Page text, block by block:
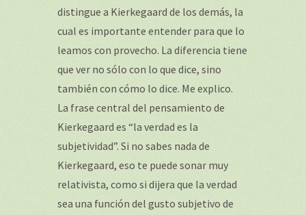
distingue a Kierkegaard de los demás, la
cual es importante entender para que lo
leamos con provecho. La diferencia tiene
que ver no sólo con lo que dice, sino
también con cómo lo dice. Me explico.
La frase central del pensamiento de
Kierkegaard es “la verdad es la
subjetividad”. Si no sabes nada de
Kierkegaard, eso te puede sonar muy
relativista, como si dijera que la verdad
sea una función del gusto subjetivo de